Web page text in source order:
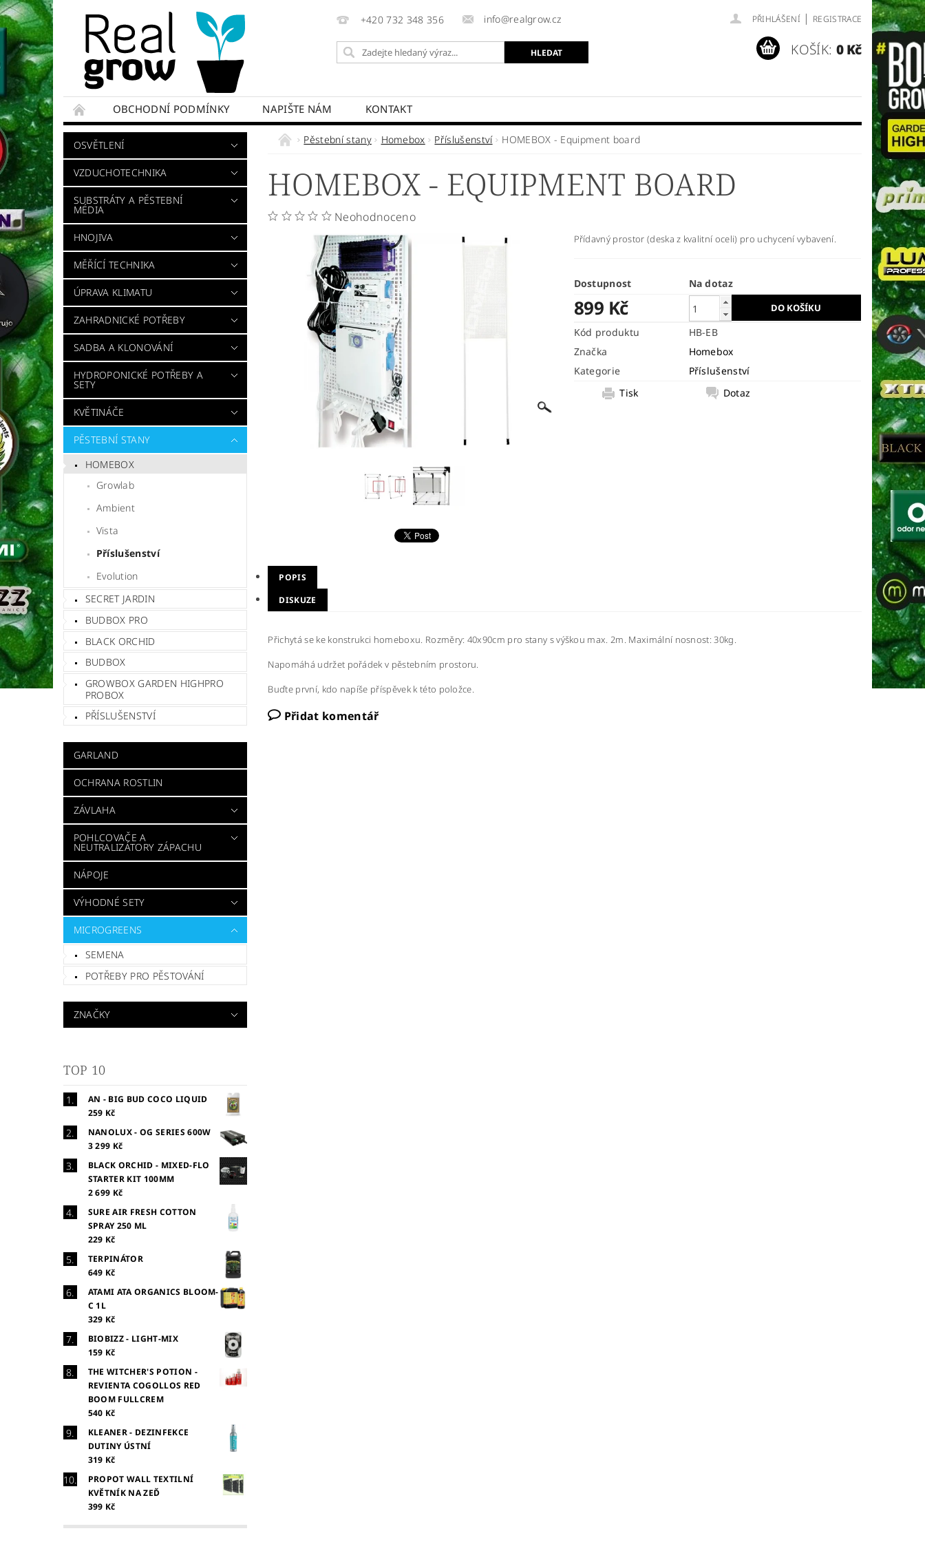
+420 732 348 356 info@realgrow.cz PŘIHLÁŠENÍ | REGISTRACE
KOŠÍK: 0 Kč
OBCHODNÍ PODMÍNKY NAPIŠTE NÁM KONTAKT
OSVĚTLENÍ
VZDUCHOTECHNIKA
SUBSTRÁTY A PĚSTEBNÍ
MÉDIA
HNOJIVA
MĚŘÍCÍ TECHNIKA
ÚPRAVA KLIMATU
ZAHRADNICKÉ POTŘEBY
SADBA A KLONOVÁNÍ
HYDROPONICKÉ POTŘEBY A
SETY
KVĚTINÁČE
PĚSTEBNÍ STANY
HOMEBOX
Growlab
Ambient
Vista
Příslušenství
Evolution
SECRET JARDIN
BUDBOX PRO
BLACK ORCHID
BUDBOX
GROWBOX GARDEN HIGHPRO
PROBOX
PŘÍSLUŠENSTVÍ
GARLAND
OCHRANA ROSTLIN
ZÁVLAHA
POHLCOVAČE A
NEUTRALIZÁTORY ZÁPACHU
NÁPOJE
VÝHODNÉ SETY
MICROGREENS
SEMENA
POTŘEBY PRO PĚSTOVÁNÍ
ZNAČKY
TOP 10
AN - BIG BUD COCO LIQUID
259 Kč
NANOLUX - OG SERIES 600W
3 299 Kč
BLACK ORCHID - MIXED-FLO
STARTER KIT 100MM
2 699 Kč
SURE AIR FRESH COTTON
SPRAY 250 ML
229 Kč
TERPINÁTOR
649 Kč
ATAMI ATA ORGANICS BLOOM-
C 1L
329 Kč
BIOBIZZ - LIGHT-MIX
159 Kč
THE WITCHER'S POTION -
REVIENTA COGOLLOS RED
BOOM FULLCREM
540 Kč
KLEANER - DEZINFEKCE
DUTINY ÚSTNÍ
319 Kč
PROPOT WALL TEXTILNÍ
KVĚTNÍK NA ZEĎ
399 Kč
Pěstební stany Homebox Příslušenství HOMEBOX - Equipment board
HOMEBOX - EQUIPMENT BOARD
Neohodnoceno
Přídavný prostor (deska z kvalitní oceli) pro uchycení vybavení.
Dostupnost Na dotaz
899 Kč
Kód produktu
HB-EB
Značka
Homebox
Kategorie
Příslušenství
Tisk
Dotaz
POPIS
DISKUZE
Přichytá se ke konstrukci homeboxu. Rozměry: 40x90cm pro stany s výškou max. 2m. Maximální nosnost: 30kg.
Napomáhá udržet pořádek v pěstebním prostoru.
Buďte první, kdo napíše příspěvek k této položce.
Přidat komentář